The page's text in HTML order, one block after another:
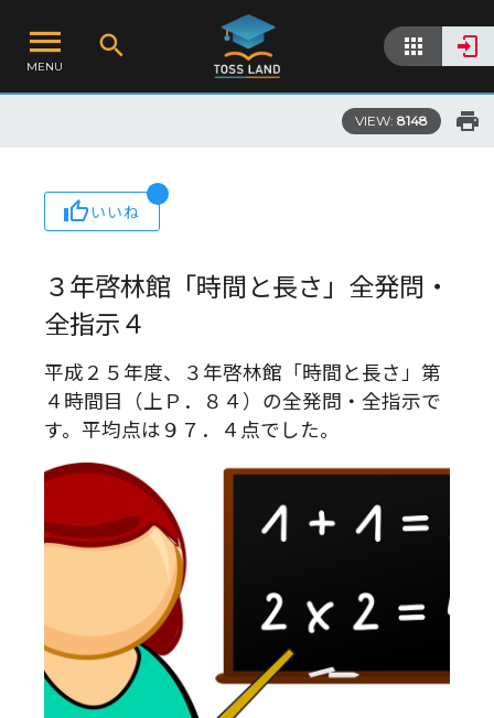
MENU
VIEW: 8148
いいね
３年啓林館「時間と長さ」全発問・
全指示４
平成２５年度、３年啓林館「時間と長さ」第
４時間目（上Ｐ．８４）の全発問・全指示で
す。平均点は９７．４点でした。